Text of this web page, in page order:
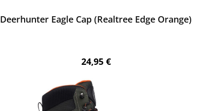
Deerhunter Eagle Cap (Realtree Edge Orange)
Regulärer Preis:
24,95 €